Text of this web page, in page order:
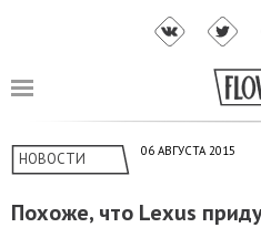
НОВОСТИ 06 АВГУСТА 2015
Похоже, что Lexus